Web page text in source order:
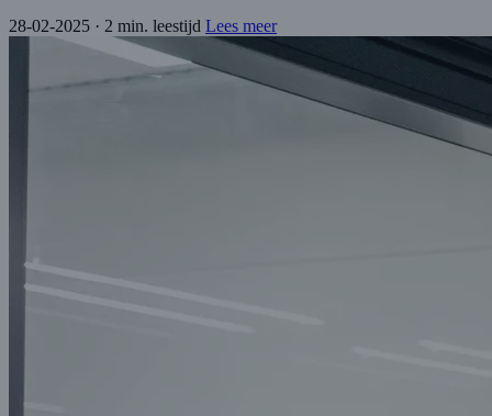
28-02-2025 · 2 min. leestijd Lees meer